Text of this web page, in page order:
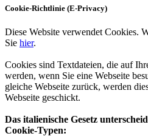
Cookie-Richtlinie (E-Privacy)
Diese Website verwendet Cookies.
Sie hier.
Cookies sind Textdateien, die auf
werden, wenn Sie eine Webseite
gleiche Webseite zurück, werden
Webseite geschickt.
Das italienische Gesetz
Cookie-Typen: